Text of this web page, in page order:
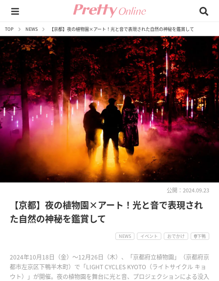
TOP NEWS 【京都】夜の植物園×アート！光と音で表現された自然の神秘を鑑賞して
公開：2024.09.23
【京都】夜の植物園×アート！光と音で表現され
た自然の神秘を鑑賞して
NEWS イベント おでかけ 下鴨
2024年10月18日（金）〜12月26日（木）、「京都府立植物園」（京都府京
都市左京区下鴨半木町）で「LIGHT CYCLES KYOTO（ライトサイクル キョ
ウト）」が開催。夜の植物園を舞台に光と音、プロジェクションによる没入